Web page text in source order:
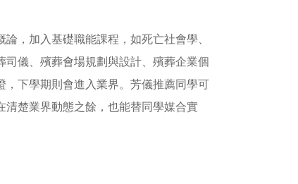
，加入基礎職能課程，如死亡社會學、
儀、殯葬會場規劃與設計、殯葬企業個
下學期則會進入業界。芳儀推薦同學可
清楚業界動態之餘，也能替同學媒合實